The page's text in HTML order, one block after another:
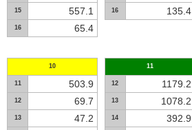
15 557.1
16 65.4
16 135.4
10
11 503.9
12 69.7
13 47.2
11
12 1179.2
13 1078.2
14 392.9